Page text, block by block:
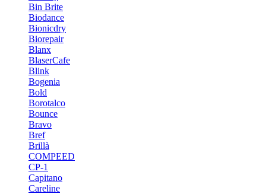
Bin Brite
Biodance
Bionicdry
Biorepair
Blanx
BlaserCafe
Blink
Bogenia
Bold
Borotalco
Bounce
Bravo
Bref
Brillà
COMPEED
CP-1
Capitano
Careline